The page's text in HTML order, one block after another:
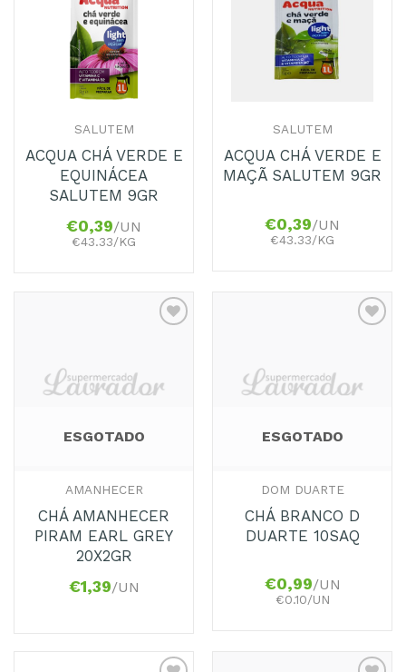
SALUTEM
ACQUA CHÁ VERDE E
EQUINÁCEA
SALUTEM 9GR
€0,39/UN
€43.33/KG
SALUTEM
ACQUA CHÁ VERDE E
MAÇÃ SALUTEM 9GR
€0,39/UN
€43.33/KG
Favoritos
ESGOTADO
AMANHECER
CHÁ AMANHECER
PIRAM EARL GREY
20X2GR
€1,39/UN
Favoritos
ESGOTADO
DOM DUARTE
CHÁ BRANCO D
DUARTE 10SAQ
€0,99/UN
€0.10/UN